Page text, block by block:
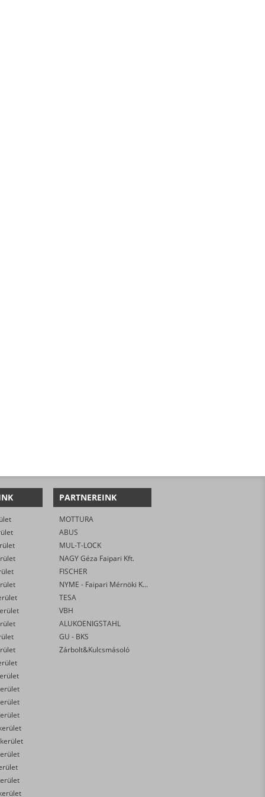
PARTNEREINK
MOTTURA
ABUS
MUL-T-LOCK
NAGY Géza Faipari Kft.
FISCHER
NYME - Faipari Mérnöki Kar
TESA
VBH
ALUKOENIGSTAHL
GU - BKS
Zárbolt&Kulcsmásoló